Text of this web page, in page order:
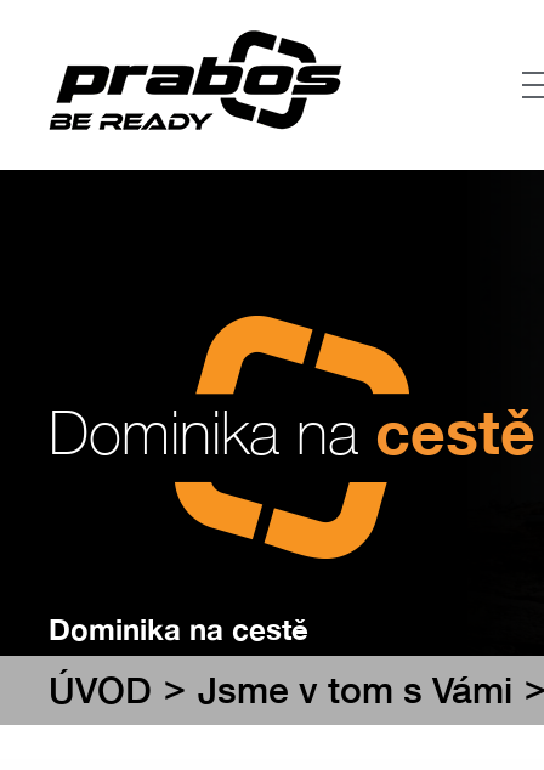
Dominika na cestě
Dominika na cestě
ÚVOD > Jsme v tom s Vámi